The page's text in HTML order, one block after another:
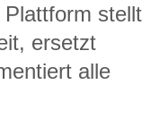
stellt
ersetzt
alle